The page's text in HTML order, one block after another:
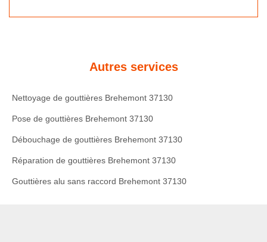
Autres services
Nettoyage de gouttières Brehemont 37130
Pose de gouttières Brehemont 37130
Débouchage de gouttières Brehemont 37130
Réparation de gouttières Brehemont 37130
Gouttières alu sans raccord Brehemont 37130